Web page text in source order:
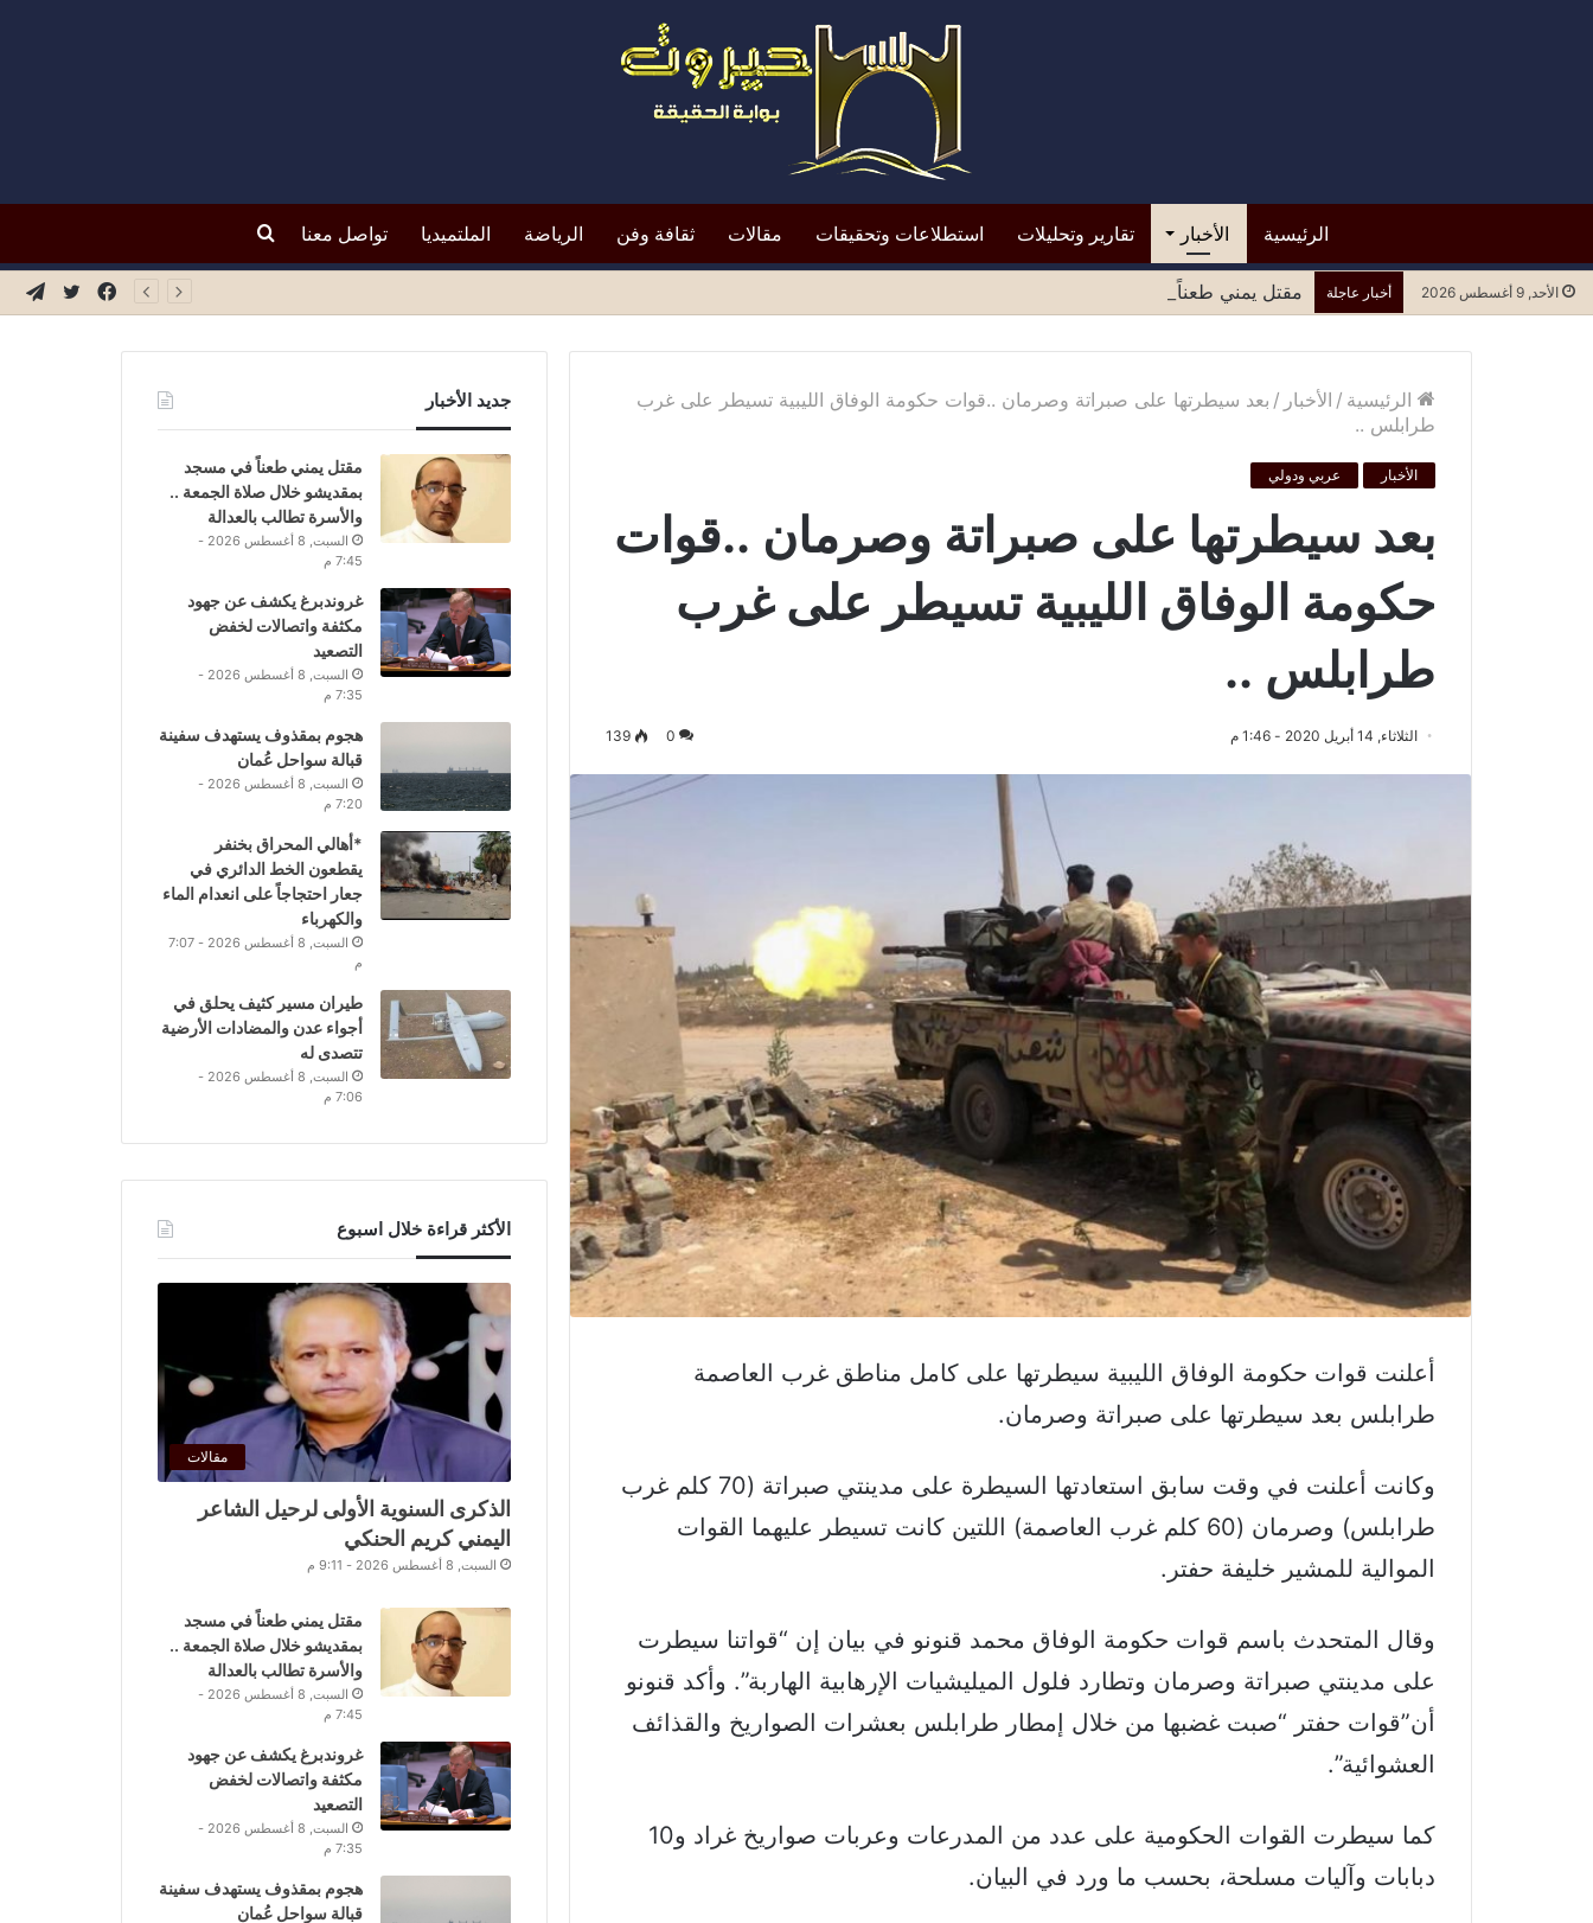
الرئيسية الأخبار تقارير وتحليلات استطلاعات وتحقيقات مقالات ثقافة وفن الرياضة الملتميديا تواصل معنا بحث
الأحد, 9 أغسطس 2026 أخبار عاجلة مقتل يمني طعناً في مسجد بمقديشو خلال صلاة الجمعة .. والأسرة تطالب بالعدالة تويتر
فيسبوك
الرئيسية / الأخبار / بعد سيطرتها على صبراتة وصرمان ..قوات حكومة الوفاق الليبية تسيطر على غرب
طرابلس ..
الأخبار عربي ودولي
بعد سيطرتها على صبراتة وصرمان ..قوات
حكومة الوفاق الليبية تسيطر على غرب
طرابلس ..
الثلاثاء, 14 أبريل 2020 - 1:46 م 0
139
أعلنت قوات حكومة الوفاق الليبية سيطرتها على كامل مناطق غرب العاصمة
طرابلس بعد سيطرتها على صبراتة وصرمان.
وكانت أعلنت في وقت سابق استعادتها السيطرة على مدينتي صبراتة (70 كلم غرب
طرابلس) وصرمان (60 كلم غرب العاصمة) اللتين كانت تسيطر عليهما القوات
الموالية للمشير خليفة حفتر.
وقال المتحدث باسم قوات حكومة الوفاق محمد قنونو في بيان إن “قواتنا سيطرت
على مدينتي صبراتة وصرمان وتطارد فلول الميليشيات الإرهابية الهاربة”. وأكد قنونو
أن”قوات حفتر “صبت غضبها من خلال إمطار طرابلس بعشرات الصواريخ والقذائف
العشوائية”.
كما سيطرت القوات الحكومية على عدد من المدرعات وعربات صواريخ غراد و10
دبابات وآليات مسلحة، بحسب ما ورد في البيان.
جديد الأخبار
مقتل يمني طعناً في مسجد
بمقديشو خلال صلاة الجمعة ..
والأسرة تطالب بالعدالة
السبت, 8 أغسطس 2026 -
7:45 م
غروندبرغ يكشف عن جهود
مكثفة واتصالات لخفض
التصعيد
السبت, 8 أغسطس 2026 -
7:35 م
هجوم بمقذوف يستهدف سفينة
قبالة سواحل عُمان
السبت, 8 أغسطس 2026 -
7:20 م
*أهالي المحراق بخنفر
يقطعون الخط الدائري في
جعار احتجاجاً على انعدام الماء
والكهرباء
السبت, 8 أغسطس 2026 - 7:07
م
طيران مسير كثيف يحلق في
أجواء عدن والمضادات الأرضية
تتصدى له
السبت, 8 أغسطس 2026 -
7:06 م
الأكثر قراءة خلال اسبوع
مقالات
الذكرى السنوية الأولى لرحيل الشاعر
اليمني كريم الحنكي
السبت, 8 أغسطس 2026 - 9:11 م
مقتل يمني طعناً في مسجد
بمقديشو خلال صلاة الجمعة ..
والأسرة تطالب بالعدالة
السبت, 8 أغسطس 2026 -
7:45 م
غروندبرغ يكشف عن جهود
مكثفة واتصالات لخفض
التصعيد
السبت, 8 أغسطس 2026 -
7:35 م
هجوم بمقذوف يستهدف سفينة
قبالة سواحل عُمان